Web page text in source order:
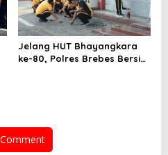
Jelang HUT Bhayangkara
ke-80, Polres Brebes Bersih-